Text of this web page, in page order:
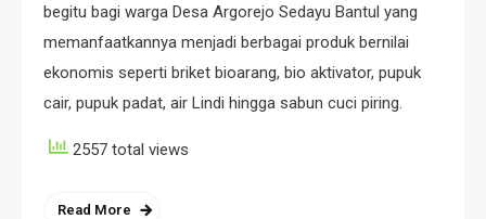
begitu bagi warga Desa Argorejo Sedayu Bantul yang
memanfaatkannya menjadi berbagai produk bernilai
ekonomis seperti briket bioarang, bio aktivator, pupuk
cair, pupuk padat, air Lindi hingga sabun cuci piring.
2557 total views
Read More